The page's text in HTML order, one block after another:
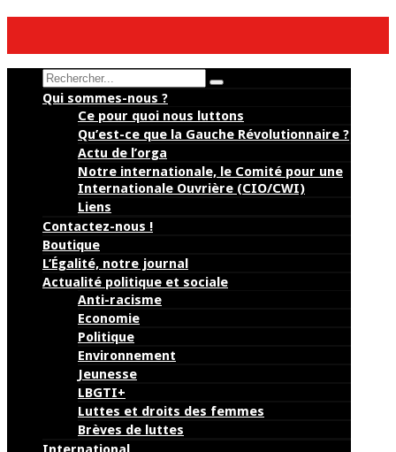
Search
Qui sommes-nous ?
Ce pour quoi nous luttons
Qu’est-ce que la Gauche Révolutionnaire ?
Actu de l’orga
Notre internationale, le Comité pour une
Internationale Ouvrière (CIO/CWI)
Liens
Contactez-nous !
Boutique
L’Égalité, notre journal
Actualité politique et sociale
Anti-racisme
Economie
Politique
Environnement
Jeunesse
LBGTI+
Luttes et droits des femmes
Brèves de luttes